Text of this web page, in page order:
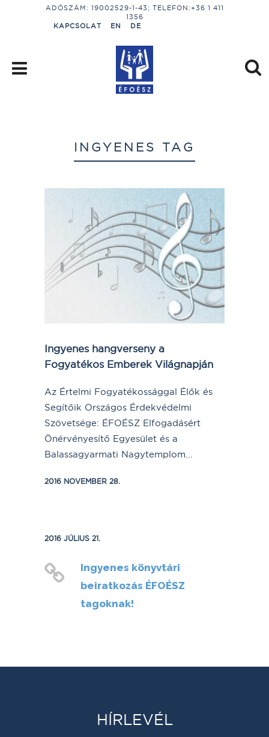
ADÓSZÁM: 19002529-1-43; TELEFON:+36 1 411
1356
KAPCSOLAT
EN DE
INGYENES TAG
Ingyenes hangverseny a
Fogyatékos Emberek Világnapján
Az Értelmi Fogyatékossággal Élők és
Segítőik Országos Érdekvédelmi
Szövetsége: ÉFOÉSZ Elfogadásért
Önérvényesítő Egyesület és a
Balassagyarmati Nagytemplom...
2016 NOVEMBER 28.
2016 JÚLIUS 21.
Ingyenes könyvtári
beiratkozás ÉFOÉSZ
tagoknak!
HÍRLEVÉL